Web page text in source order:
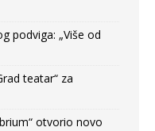
podviga: „Više od
teatar“ za
otvorio novo